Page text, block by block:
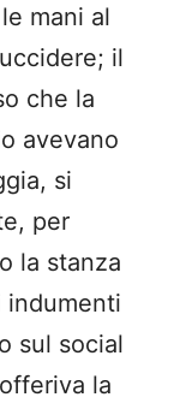
mani al
il
che la
avevano
si
per
la stanza
indumenti
sul social
la